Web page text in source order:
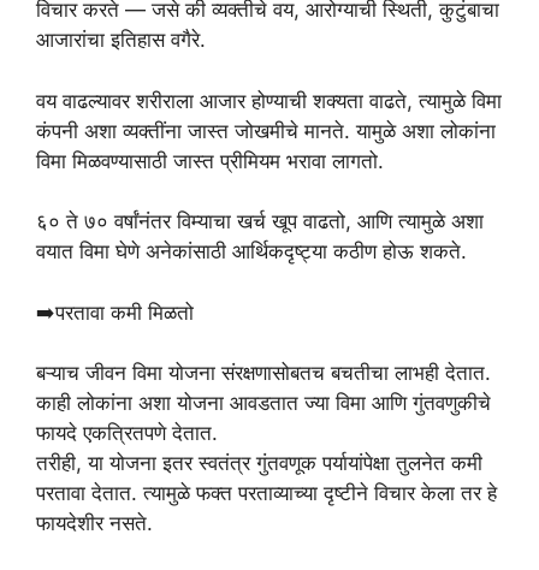
विचार करते — जसे की व्यक्तीचे वय, आरोग्याची स्थिती, कुटुंबाचा
आजारांचा इतिहास वगैरे.
वय वाढल्यावर शरीराला आजार होण्याची शक्यता वाढते, त्यामुळे विमा
कंपनी अशा व्यक्तींना जास्त जोखमीचे मानते. यामुळे अशा लोकांना
विमा मिळवण्यासाठी जास्त प्रीमियम भरावा लागतो.
६० ते ७० वर्षांनंतर विम्याचा खर्च खूप वाढतो, आणि त्यामुळे अशा
वयात विमा घेणे अनेकांसाठी आर्थिकदृष्ट्या कठीण होऊ शकते.
➡️परतावा कमी मिळतो
बऱ्याच जीवन विमा योजना संरक्षणासोबतच बचतीचा लाभही देतात.
काही लोकांना अशा योजना आवडतात ज्या विमा आणि गुंतवणुकीचे
फायदे एकत्रितपणे देतात.
तरीही, या योजना इतर स्वतंत्र गुंतवणूक पर्यायांपेक्षा तुलनेत कमी
परतावा देतात. त्यामुळे फक्त परताव्याच्या दृष्टीने विचार केला तर हे
फायदेशीर नसते.